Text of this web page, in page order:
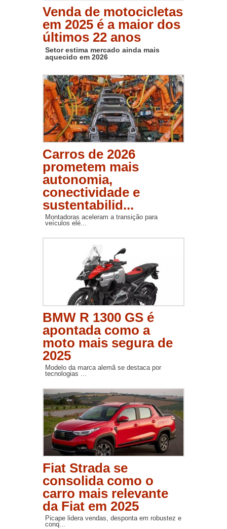
Venda de motocicletas
em 2025 é a maior dos
últimos 22 anos
Setor estima mercado ainda mais
aquecido em 2026
Carros de 2026
prometem mais
autonomia,
conectividade e
sustentabilid...
Montadoras aceleram a transição para
veículos elé...
BMW R 1300 GS é
apontada como a
moto mais segura de
2025
Modelo da marca alemã se destaca por
tecnologias ...
Fiat Strada se
consolida como o
carro mais relevante
da Fiat em 2025
Picape lidera vendas, desponta em robustez e
conq...